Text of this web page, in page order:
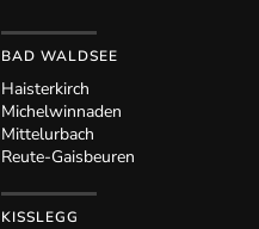
BAD WALDSEE
Haisterkirch
Michelwinnaden
Mittelurbach
Reute-Gaisbeuren
KISSLEGG